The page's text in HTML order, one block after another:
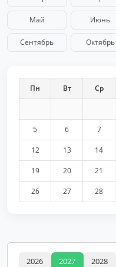
Май Июнь
Сентябрь Октябрь
Пн Вт Ср
5 6 7
12 13 14
19 20 21
26 27 28
2026 2027 2028